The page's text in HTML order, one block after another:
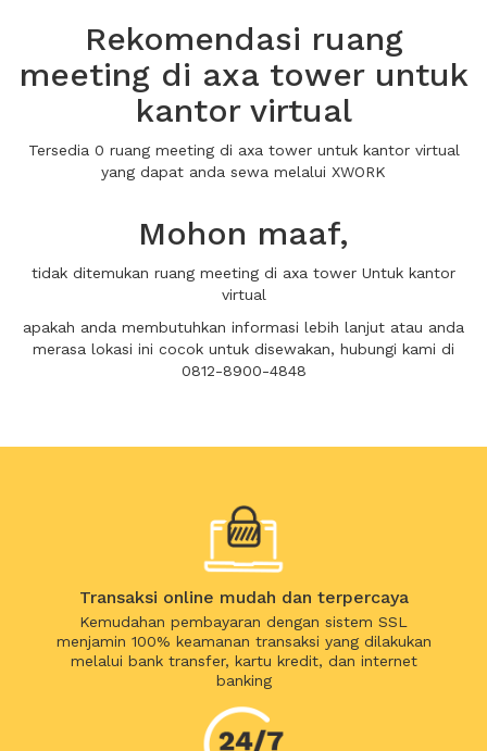
Rekomendasi ruang
meeting di axa tower untuk
kantor virtual
Tersedia 0 ruang meeting di axa tower untuk kantor virtual
yang dapat anda sewa melalui XWORK
Mohon maaf,
tidak ditemukan ruang meeting di axa tower Untuk kantor
virtual
apakah anda membutuhkan informasi lebih lanjut atau anda
merasa lokasi ini cocok untuk disewakan, hubungi kami di
0812-8900-4848
Transaksi online mudah dan terpercaya
Kemudahan pembayaran dengan sistem SSL
menjamin 100% keamanan transaksi yang dilakukan
melalui bank transfer, kartu kredit, dan internet
banking